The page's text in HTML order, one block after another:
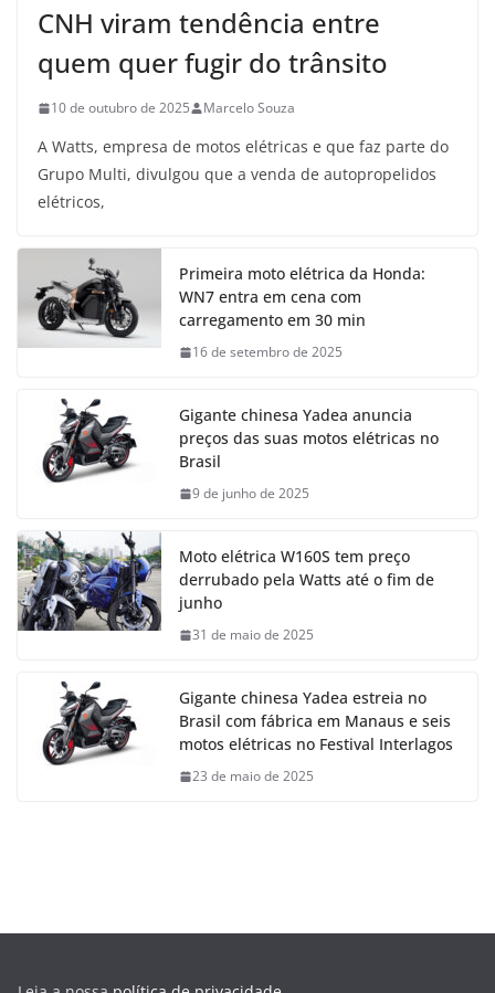
CNH viram tendência entre
quem quer fugir do trânsito
10 de outubro de 2025 Marcelo Souza
A Watts, empresa de motos elétricas e que faz parte do
Grupo Multi, divulgou que a venda de autopropelidos
elétricos,
Primeira moto elétrica da Honda:
WN7 entra em cena com
carregamento em 30 min
16 de setembro de 2025
Gigante chinesa Yadea anuncia
preços das suas motos elétricas no
Brasil
9 de junho de 2025
Moto elétrica W160S tem preço
derrubado pela Watts até o fim de
junho
31 de maio de 2025
Gigante chinesa Yadea estreia no
Brasil com fábrica em Manaus e seis
motos elétricas no Festival Interlagos
23 de maio de 2025